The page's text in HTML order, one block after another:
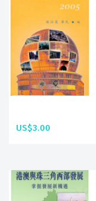
US$3.00